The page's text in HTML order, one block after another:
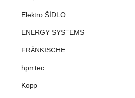
Elektro ŠÍDLO
ENERGY SYSTEMS
FRÄNKISCHE
hpmtec
Kopp